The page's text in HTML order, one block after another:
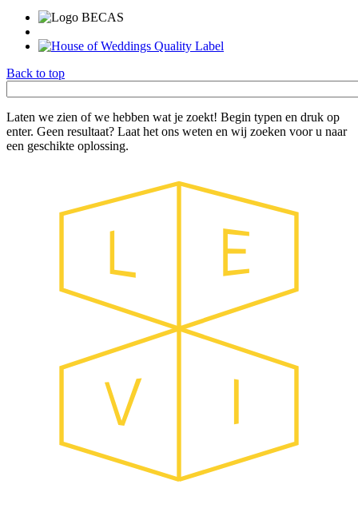
Back to top
Laten we zien of we hebben wat je zoekt! Begin typen en druk op
enter. Geen resultaat? Laat het ons weten en wij zoeken voor u naar
een geschikte oplossing.